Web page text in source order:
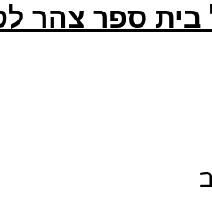
בית ספר צהר